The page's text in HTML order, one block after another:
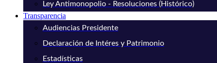
Ley Antimonopolio - Resoluciones (Histórico)
Transparencia
Audiencias Presidente
Declaración de Intéres y Patrimonio
Estadísticas